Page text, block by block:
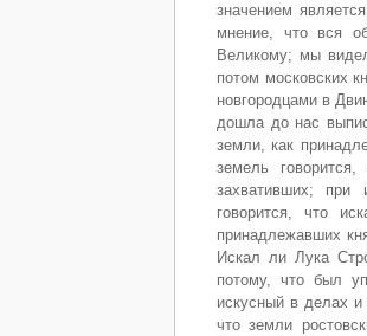
значением
мнение, что вся
Великому; мы
потом московских
новгородцами в
дошла до нас
земли, как
земель
захвативших; при
говорится, что
принадлежавших
Искал ли Лука
потому, что был
искусный в делах
что земли